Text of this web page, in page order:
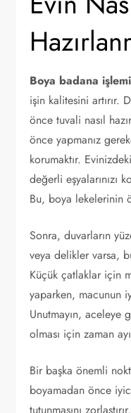
Boya badana işlemi
işin kalitesini artırır.
önce tuvali nasıl
önce yapmanız
korumaktır.
değerli eşyalarınızı
Bu, boya lekelerinin
Sonra, duvarların
veya delikler varsa,
Küçük çatlaklar için
yaparken, macunun
Unutmayın, aceleye
olması için zaman
Bir başka önemli
boyamadan önce